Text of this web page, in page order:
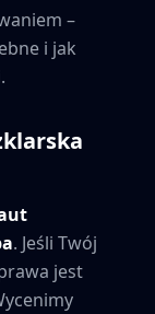
–
i jak
. Jeśli Twój
jest